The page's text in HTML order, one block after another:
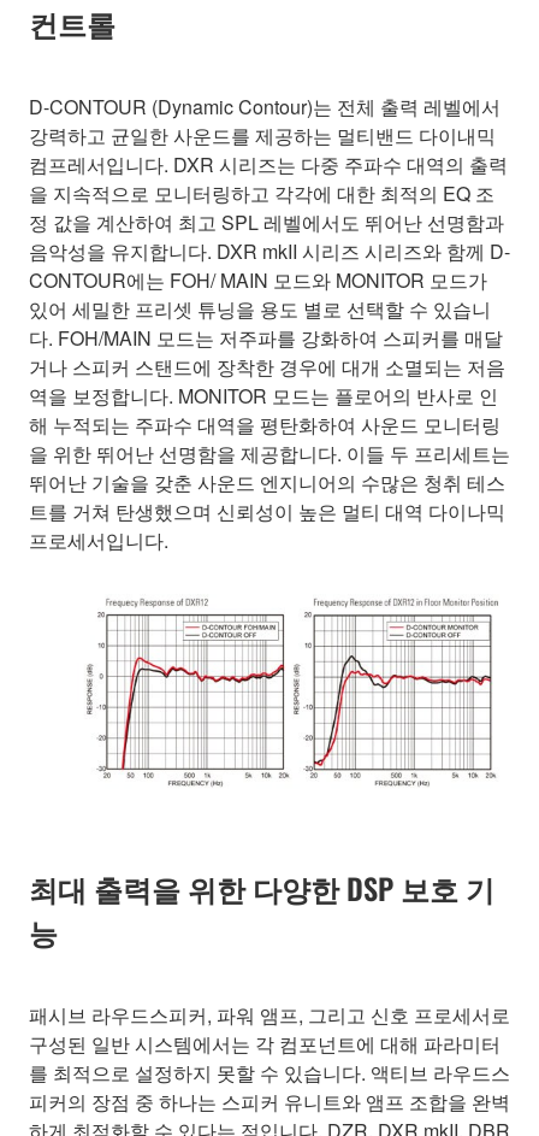
컨트롤
D-CONTOUR (Dynamic Contour)는 전체 출력 레벨에서
강력하고 균일한 사운드를 제공하는 멀티밴드 다이내믹
컴프레서입니다. DXR 시리즈는 다중 주파수 대역의 출력
을 지속적으로 모니터링하고 각각에 대한 최적의 EQ 조
정 값을 계산하여 최고 SPL 레벨에서도 뛰어난 선명함과
음악성을 유지합니다. DXR mkII 시리즈 시리즈와 함께 D-
CONTOUR에는 FOH/ MAIN 모드와 MONITOR 모드가
있어 세밀한 프리셋 튜닝을 용도 별로 선택할 수 있습니
다. FOH/MAIN 모드는 저주파를 강화하여 스피커를 매달
거나 스피커 스탠드에 장착한 경우에 대개 소멸되는 저음
역을 보정합니다. MONITOR 모드는 플로어의 반사로 인
해 누적되는 주파수 대역을 평탄화하여 사운드 모니터링
을 위한 뛰어난 선명함을 제공합니다. 이들 두 프리세트는
뛰어난 기술을 갖춘 사운드 엔지니어의 수많은 청취 테스
트를 거쳐 탄생했으며 신뢰성이 높은 멀티 대역 다이나믹
프로세서입니다.
최대 출력을 위한 다양한 DSP 보호 기
능
패시브 라우드스피커, 파워 앰프, 그리고 신호 프로세서로
구성된 일반 시스템에서는 각 컴포넌트에 대해 파라미터
를 최적으로 설정하지 못할 수 있습니다. 액티브 라우드스
피커의 장점 중 하나는 스피커 유니트와 앰프 조합을 완벽